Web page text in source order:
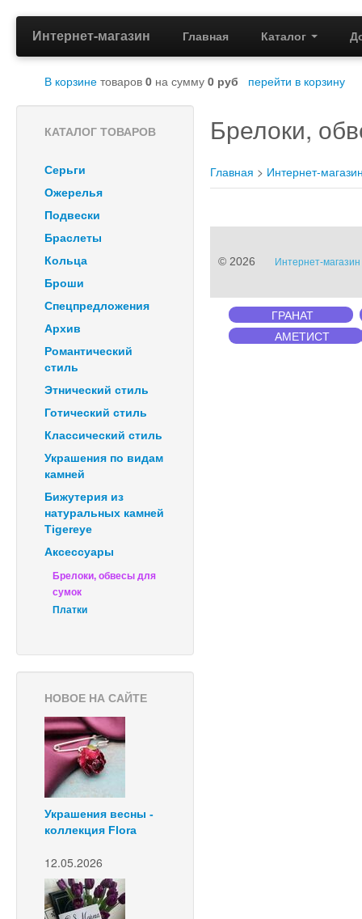
Интернет-магазин Главная Каталог
В корзине товаров 0 на сумму 0 руб перейти в корзину
КАТАЛОГ ТОВАРОВ
Серьги
Ожерелья
Подвески
Браслеты
Кольца
Броши
Спецпредложения
Архив
Романтический
стиль
Этнический стиль
Готический стиль
Классический стиль
Украшения по видам
камней
Бижутерия из
натуральных камней
Tigereye
Аксессуары
Брелоки, обвесы для
сумок
Платки
НОВОЕ НА САЙТЕ
Украшения весны -
коллекция Flora
12.05.2026
Брелоки,
Главная > Интернет-
© 2026 Интернет-
ГРАНАТ
АМЕТИСТ